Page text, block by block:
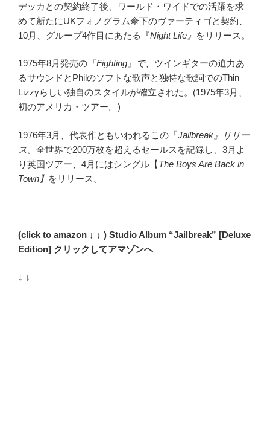
デッカとの契約終了後、ワールド・ワイドでの活躍を求
めて新たにUKフォノグラム傘下のヴァーティゴと契約、
10月、グループ4作目にあたる『Night Life』 をリリース。
1975年8月発売の『Fighting』で、 ツインギターの迫力あ
るサウンドとPhilのソフトな歌声と独特な歌詞でのThin
Lizzyらしい独自のスタイルが確立された。(1975年3月、
初のアメリカ・ツアー。)
1976年3月、代表作ともいわれるこの『Jailbreak』リリー
ス。全世界で200万枚を超えるセールスを記録し、3月よ
り英国ツアー、4月にはシングル【The Boys Are Back in
Town】 をリリース。
(click to amazon ↓ ↓ ) Studio Album “Jailbreak” [Deluxe
Edition] クリックしてアマゾンへ
↓ ↓